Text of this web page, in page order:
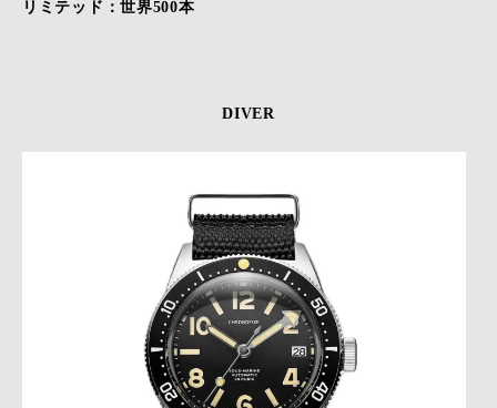
リミテッド：世界500本
DIVER